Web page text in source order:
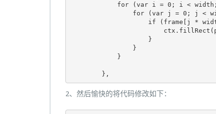
for
(var i = 0 ; i < width ;
for
(var j = 0 ; j <
if
( frame [ j *
                        ctx
. fillRect (
}
}
}
},
2、然后愉快的将代码修改如下：